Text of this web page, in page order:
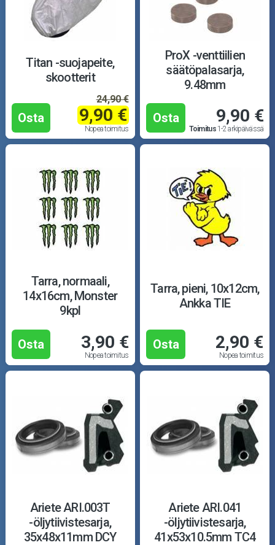
Titan -suojapeite,
skootterit
Osta
24,90 €
9,90 €
Nopea toimitus
ProX -venttiilien
säätöpalasarja,
9.48mm
Osta 9,90 €
Toimitus1-2 arkipäivässä
Tarra, normaali,
14x16cm, Monster
9kpl
Osta 3,90 €
Nopea toimitus
Tarra, pieni, 10x12cm,
Ankka TIE
Osta 2,90 €
Nopea toimitus
Ariete ARI.003T
-öljytiivistesarja,
35x48x11mm DCY
Ariete ARI.041
-öljytiivistesarja,
41x53x10.5mm TC4